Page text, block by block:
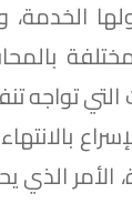
تواجه
الأمر